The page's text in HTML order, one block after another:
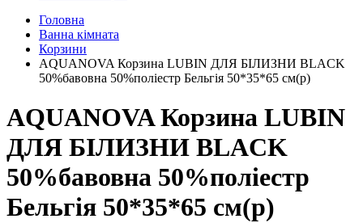
Головна
Ванна кімната
Корзини
AQUANOVA Корзина LUBIN ДЛЯ БІЛИЗНИ BLACK
50%бавовна 50%поліестр Бельгія 50*35*65 см(р)
AQUANOVA Корзина LUBIN
ДЛЯ БІЛИЗНИ BLACK
50%бавовна 50%поліестр
Бельгія 50*35*65 см(р)